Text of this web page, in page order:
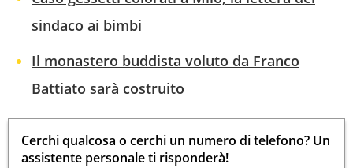
sindaco ai bimbi
Il monastero buddista voluto da Franco
Battiato sarà costruito
Cerchi qualcosa o cerchi un numero di telefono? Un
assistente personale ti risponderà!